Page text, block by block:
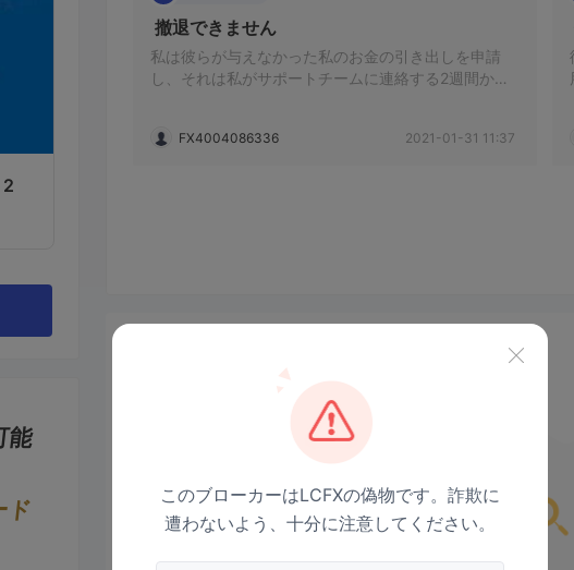
能
ド
私は彼らが与えなかった私のお金の引き出しを申請
し、それは私がサポートチームに連絡する2週間から
FX4004086336 2021-01-31 11:37
このブローカーはLCFXの偽物です。詐欺に
遭わないよう、十分に注意してください。